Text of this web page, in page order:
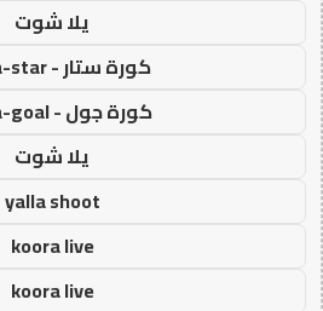
يلا شوت
كورة ستار - koora-star
كورة جول - koora-goal
يلا شوت
yalla shoot
koora live
koora live